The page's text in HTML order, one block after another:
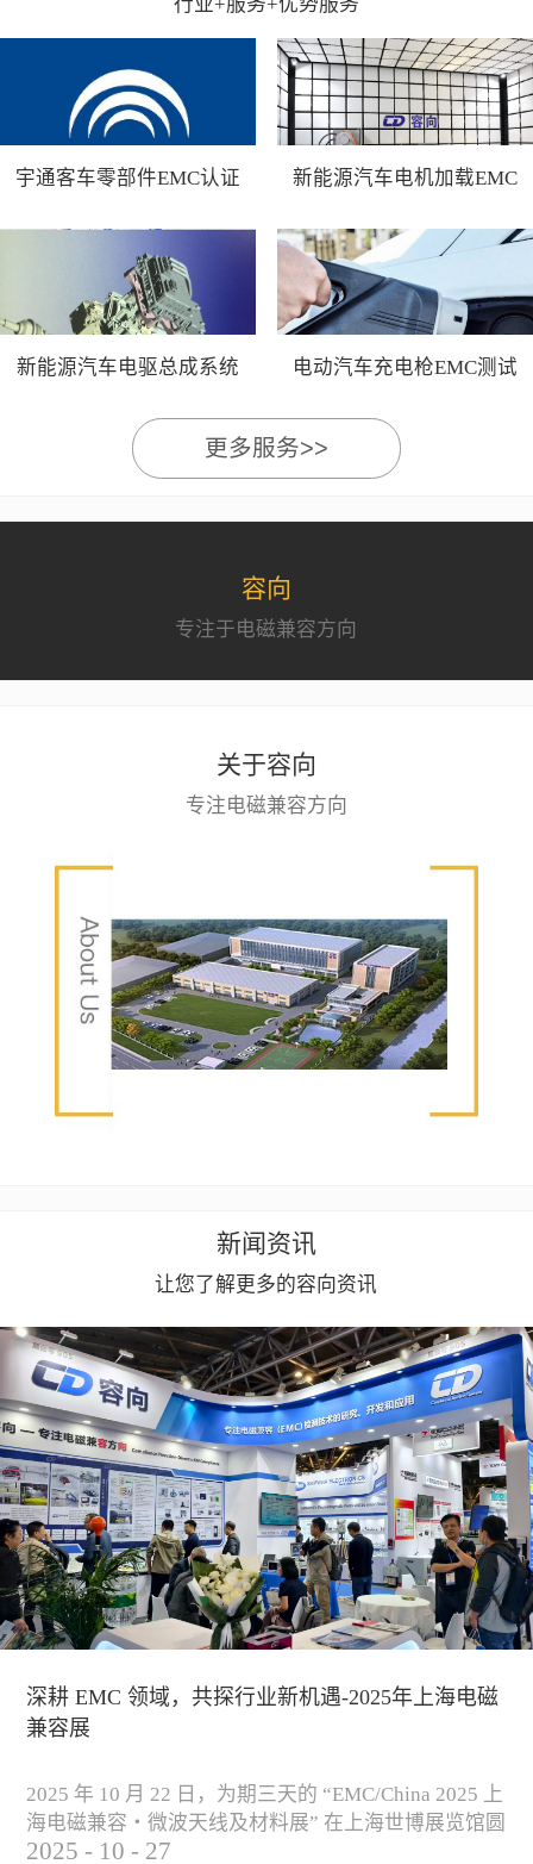
宇通客车零部件EMC认证
新能源汽车电机加载EMC
新能源汽车电驱总成系统
电动汽车充电枪EMC测试
更多服务>>
容向
专注于电磁兼容方向
关于容向
专注电磁兼容方向
新闻资讯
让您了解更多的容向资讯
深耕 EMC 领域，共探行业新机遇-2025年上海电磁
兼容展
2025 年 10 月 22 日，为期三天的 “EMC/China 2025 上
海电磁兼容・微波天线及材料展” 在上海世博展览馆圆
满落下帷幕。作为电磁兼容领域的行业盛会，本届展
2025 - 10 - 27